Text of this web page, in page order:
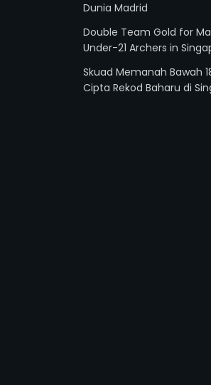
Dunia Madrid
Double Team Gold for
Under-21 Archers in
Skuad Memanah Bawah
Cipta Rekod Baharu di